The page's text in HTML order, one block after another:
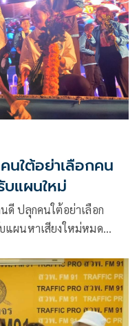
ใต้อย่าเลือกคน
แผนใหม่
ดี ปลุกคนใต้อย่าเลือก
แผนหาเสียงใหม่หมด